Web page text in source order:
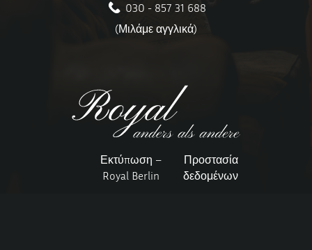
030 - 857 31 688
(Μιλάμε αγγλικά)
Εκτύπωση –
Royal Berlin
Προστασία
δεδομένων